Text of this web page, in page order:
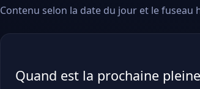
Contenu selon la date du jour et le fuseau
Quand est la prochaine